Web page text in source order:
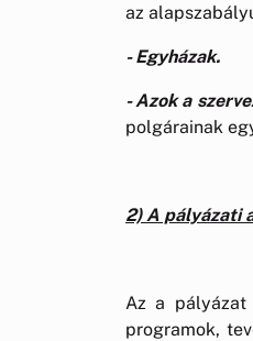
az
- Egyházak.
- Azok a
polgárainak
2) A pályázati
Az a pályázat
programok,